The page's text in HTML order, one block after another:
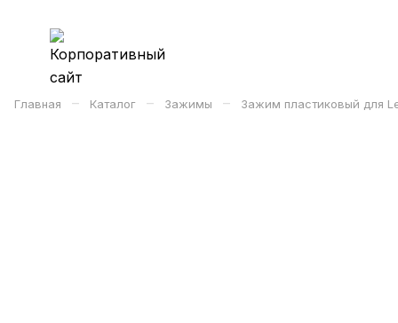
Главная – Каталог – Зажимы – Зажим пластиковый для